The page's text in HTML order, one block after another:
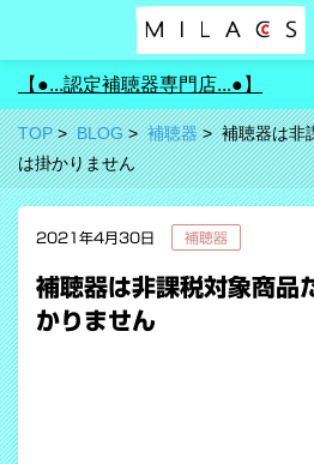
【●...認定補聴器専門店...●】
TOP BLOG 補聴器
補聴器は非
は掛かりません
2021年4月30日 補聴器
補聴器は非課税対象商品
かりません